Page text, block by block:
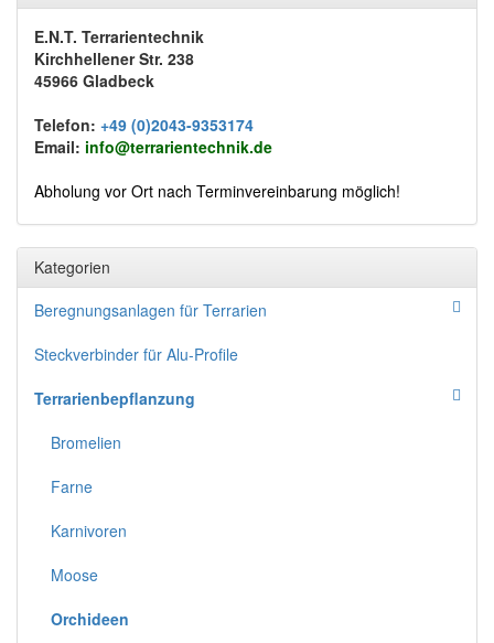
E.N.T. Terrarientechnik
Kirchhellener Str. 238
45966 Gladbeck
Telefon: +49 (0)2043-9353174
Email: info@terrarientechnik.de
Abholung vor Ort nach Terminvereinbarung möglich!
Kategorien
Beregnungsanlagen für Terrarien
Steckverbinder für Alu-Profile
Terrarienbepflanzung
Bromelien
Farne
Karnivoren
Moose
Orchideen